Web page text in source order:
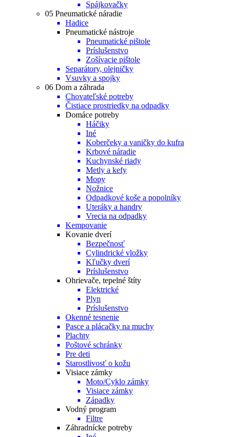
Spájkovačky
05 Pneumatické náradie
Hadice
Pneumatické nástroje
Pneumatické pištole
Príslušenstvo
Zošívacie pištole
Separátory, olejničky
Vsuvky a spojky
06 Dom a záhrada
Chovateľské potreby
Čistiace prostriedky na odpadky
Domáce potreby
Háčiky
Iné
Koberčeky a vaničky do kufra
Krbové náradie
Kuchynské riady
Metly a kefy
Mopy
Nožnice
Odpadkové koše a popolníky
Uteráky a handry
Vrecia na odpadky
Kempovanie
Kovanie dverí
Bezpečnosť
Cylindrické vložky
Kľučky dverí
Príslušenstvo
Ohrievače, tepelné štíty
Elektrické
Plyn
Príslušenstvo
Okenné tesnenie
Pasce a plácačky na muchy
Plachty
Poštové schránky
Pre deti
Starostlivosť o kožu
Visiace zámky
Moto/Cyklo zámky
Visiace zámky
Západky
Vodný program
Filtre
Záhradnícke potreby